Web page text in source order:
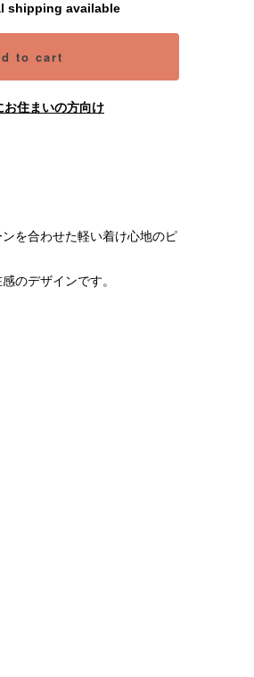
shipping available
to cart
お住まいの方向け
を合わせた軽い着け心地のピ
のデザインです。